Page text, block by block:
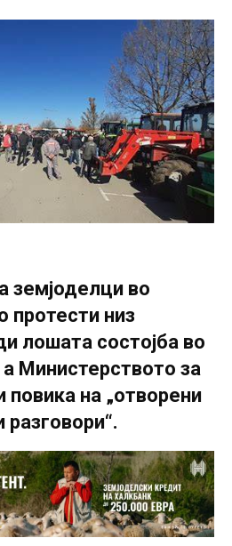
земјоделци во
протести низ
лошата состојба во
а Министерството за
повика на „отворени
разговори“.